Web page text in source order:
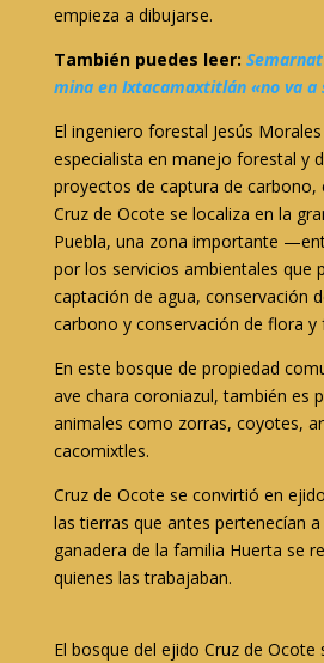
empieza a dibujarse.
También puedes leer:
mina en Ixtacamaxtitlán «no va a
El ingeniero forestal Jesús
especialista en manejo forestal y
proyectos de captura de carbono,
Cruz de Ocote se localiza en la
Puebla, una zona importante
por los servicios ambientales que
captación de agua, conservación
carbono y conservación de flora y
En este bosque de propiedad
ave chara coroniazul, también es
animales como zorras, coyotes,
cacomixtles.
Cruz de Ocote se convirtió en
las tierras que antes pertenecían a
ganadera de la familia Huerta se
quienes las trabajaban.
El bosque del ejido Cruz de Ocote